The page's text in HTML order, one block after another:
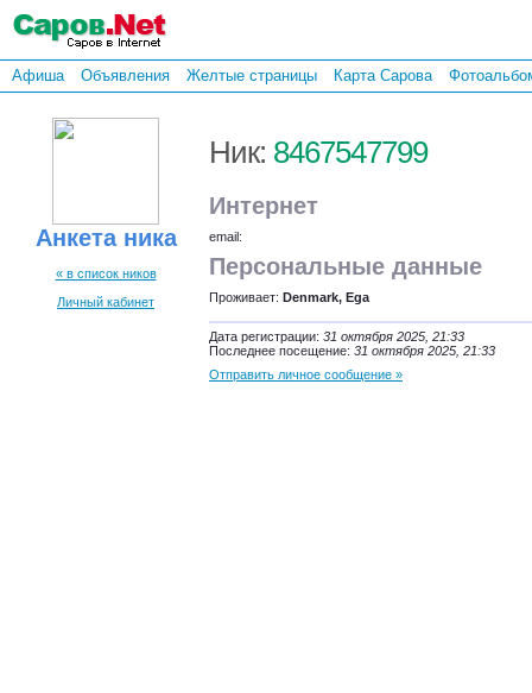
Афиша Объявления Желтые страницы Карта Сарова
Анкета ника
« в список ников
Личный кабинет
Ник: 8467547799
Интернет
email:
Персональные данные
Проживает: Denmark, Ega
Дата регистрации: 31 октября 2025, 21:33
Последнее посещение: 31 октября 2025, 21:33
Отправить личное сообщение »